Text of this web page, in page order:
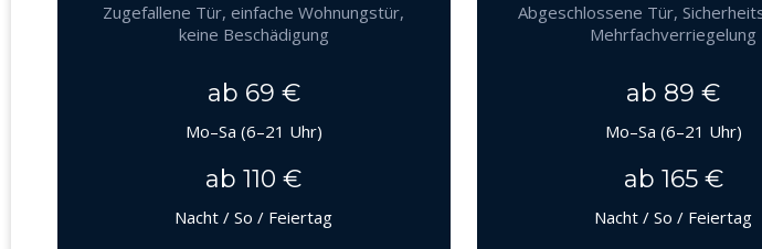
Zugefallene Tür, einfache Wohnungstür,
keine Beschädigung
ab 69 €
Mo–Sa (6–21 Uhr)
ab 110 €
Nacht / So / Feiertag
Abgeschlossene Tür,
Mehrfachverriegelung
ab 89 €
Mo–Sa (6–21 Uhr)
ab 165 €
Nacht / So / Feiertag